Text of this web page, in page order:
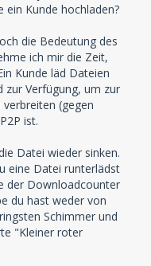
ein Kunde hochladen?
die Bedeutung des
ich mir die Zeit,
Kunde läd Dateien
Verfügung, um zur
(gegen
ist.
Datei wieder sinken.
eine Datei runterlädst
der Downloadcounter
du hast weder von
Schimmer und
"Kleiner roter